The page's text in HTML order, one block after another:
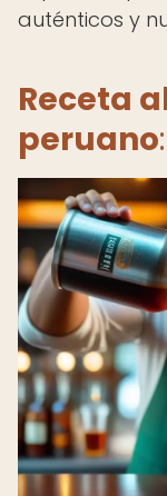
auténticos y
Receta
peruano